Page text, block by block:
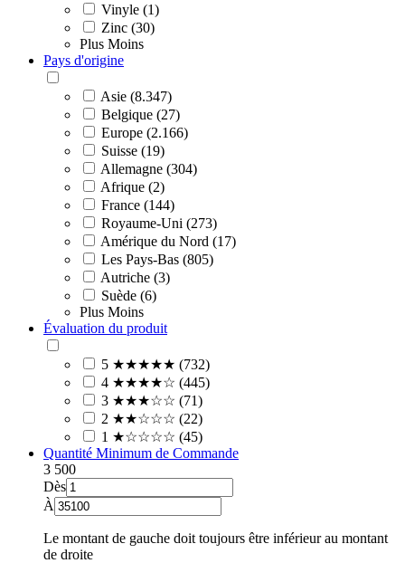
Vinyle (1)
Zinc (30)
Plus Moins
Pays d'origine
Asie (8.347)
Belgique (27)
Europe (2.166)
Suisse (19)
Allemagne (304)
Afrique (2)
France (144)
Royaume-Uni (273)
Amérique du Nord (17)
Les Pays-Bas (805)
Autriche (3)
Suède (6)
Plus Moins
Évaluation du produit
5 ★★★★★ (732)
4 ★★★★☆ (445)
3 ★★★☆☆ (71)
2 ★★☆☆☆ (22)
1 ★☆☆☆☆ (45)
Quantité Minimum de Commande
3 500
Dès
À
Le montant de gauche doit toujours être inférieur au montant
de droite